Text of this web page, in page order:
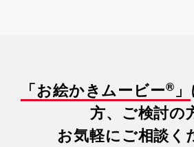
「お絵かきムービー® 」
方、ご検討の
お気軽にご相談く